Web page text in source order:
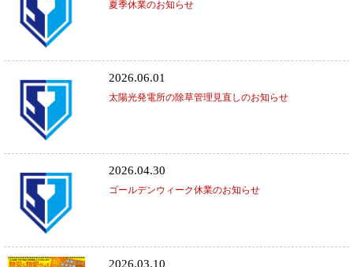
夏季休業のお知らせ
2026.06.01
太陽光発電所の除草管理見直しのお知らせ
2026.04.30
ゴールデンウィーク休業のお知らせ
2026.03.10